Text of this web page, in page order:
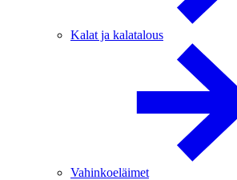
Kalat ja kalatalous
Vahinkoeläimet